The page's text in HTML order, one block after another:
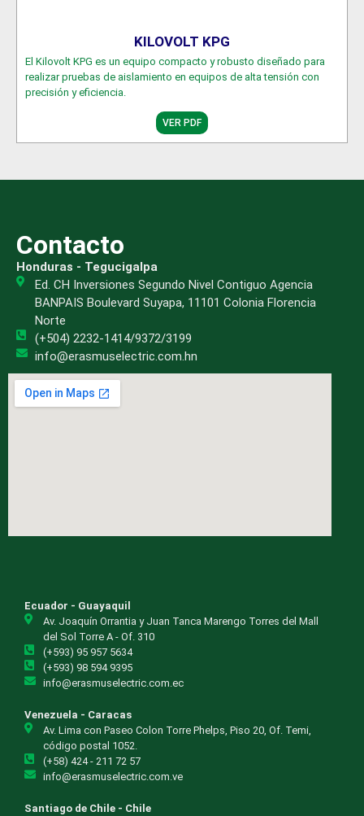
KILOVOLT KPG
El Kilovolt KPG es un equipo compacto y robusto diseñado para
realizar pruebas de aislamiento en equipos de alta tensión con
precisión y eficiencia.
VER PDF
Contacto
Honduras - Tegucigalpa
Ed. CH Inversiones Segundo Nivel Contiguo Agencia
BANPAIS Boulevard Suyapa, 11101 Colonia Florencia
Norte
(+504) 2232-1414/9372/3199
info@erasmuselectric.com.hn
Ecuador - Guayaquil
Av. Joaquín Orrantia y Juan Tanca Marengo Torres del Mall
del Sol Torre A - Of. 310
(+593) 95 957 5634
(+593) 98 594 9395
info@erasmuselectric.com.ec
Venezuela - Caracas
Av. Lima con Paseo Colon Torre Phelps, Piso 20, Of. Temi,
código postal 1052.
(+58) 424 - 211 72 57
info@erasmuselectric.com.ve
Santiago de Chile - Chile